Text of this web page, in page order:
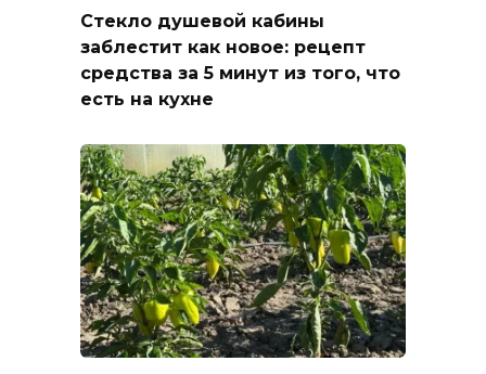
Стекло душевой кабины
заблестит как новое: рецепт
средства за 5 минут из того, что
есть на кухне